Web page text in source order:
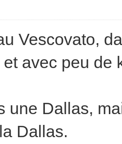
Vescovato,
avec peu de
une Dallas,
Dallas.